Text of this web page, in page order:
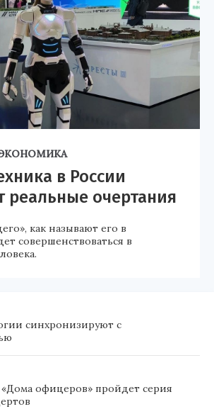
в России
реальные очертания
как называют его в
совершенствоваться в
синхронизируют с
офицеров» пройдет серия